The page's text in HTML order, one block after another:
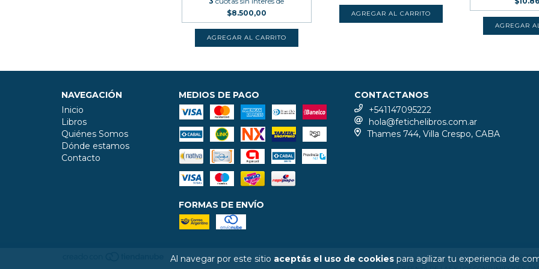
Al navegar por este sitio aceptás el uso de cookies para agilizar tu experiencia de
$8.500,00
NAVEGACIÓN
Inicio
Libros
Quiénes Somos
Dónde estamos
Contacto
MEDIOS DE PAGO
FORMAS DE ENVÍO
CONTACTANOS
+541147095222
hola@fetichelibros.com.ar
Thames 744, Villa Crespo, CABA